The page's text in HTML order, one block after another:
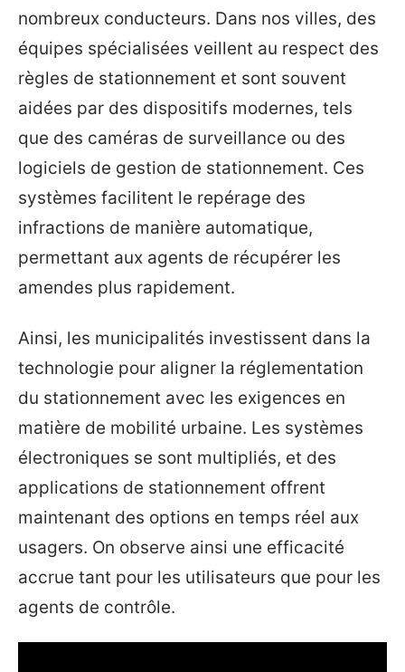
nombreux conducteurs. Dans nos villes, des
équipes spécialisées veillent au respect des
règles de stationnement et sont souvent
aidées par des dispositifs modernes, tels
que des caméras de surveillance ou des
logiciels de gestion de stationnement. Ces
systèmes facilitent le repérage des
infractions de manière automatique,
permettant aux agents de récupérer les
amendes plus rapidement.
Ainsi, les municipalités investissent dans la
technologie pour aligner la réglementation
du stationnement avec les exigences en
matière de mobilité urbaine. Les systèmes
électroniques se sont multipliés, et des
applications de stationnement offrent
maintenant des options en temps réel aux
usagers. On observe ainsi une efficacité
accrue tant pour les utilisateurs que pour les
agents de contrôle.